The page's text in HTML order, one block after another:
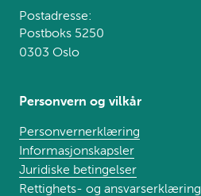
Postadresse:
Postboks 5250
0303 Oslo
Personvern og vilkår
Personvernerklæring
Informasjonskapsler
Juridiske betingelser
Rettighets- og ansvarserklæring